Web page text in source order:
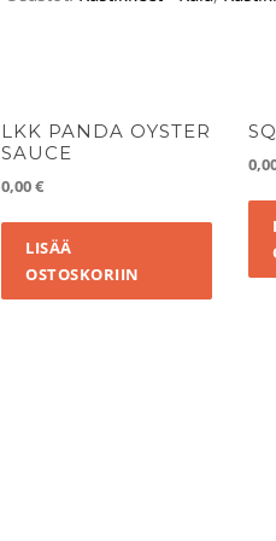
LKK PANDA OYSTER
SAUCE
0,00€
LISÄÄ
OSTOSKORIIN